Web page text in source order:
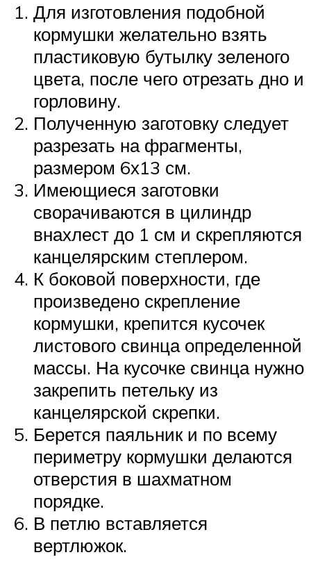
Для изготовления подобной
кормушки желательно взять
пластиковую бутылку зеленого
цвета, после чего отрезать дно и
горловину.
Полученную заготовку следует
разрезать на фрагменты,
размером 6х13 см.
Имеющиеся заготовки
сворачиваются в цилиндр
внахлест до 1 см и скрепляются
канцелярским степлером.
К боковой поверхности, где
произведено скрепление
кормушки, крепится кусочек
листового свинца определенной
массы. На кусочке свинца нужно
закрепить петельку из
канцелярской скрепки.
Берется паяльник и по всему
периметру кормушки делаются
отверстия в шахматном
порядке.
В петлю вставляется
вертлюжок.